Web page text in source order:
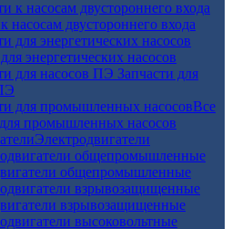
насосам двустороннего входа
энергетических насосов
Запчасти для
Все
для промышленных насосов
Электродвигатели
общепромышленные
взрывозащищенные